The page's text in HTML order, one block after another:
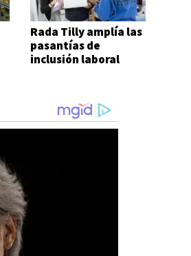
Rada Tilly amplía las
pasantías de
inclusión laboral